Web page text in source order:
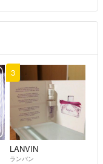
3
LANVIN
ランバン